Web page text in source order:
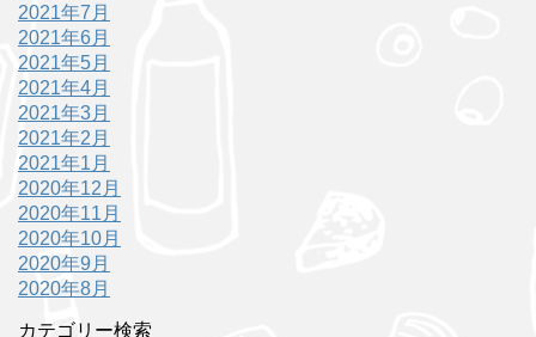
2021年7月
2021年6月
2021年5月
2021年4月
2021年3月
2021年2月
2021年1月
2020年12月
2020年11月
2020年10月
2020年9月
2020年8月
カテゴリー検索